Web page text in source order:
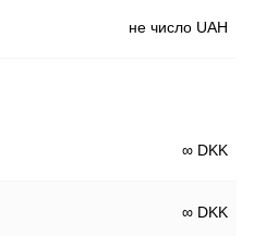
не число UAH
∞ DKK
∞ DKK